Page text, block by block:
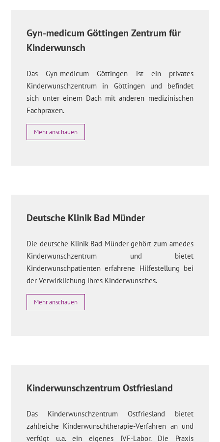
Gyn-medicum Göttingen Zentrum für
Kinderwunsch
Das Gyn-medicum Göttingen ist ein privates
Kinderwunschzentrum in Göttingen und befindet
sich unter einem Dach mit anderen medizinischen
Fachpraxen.
Mehr anschauen
Deutsche Klinik Bad Münder
Die deutsche Klinik Bad Münder gehört zum amedes
Kinderwunschzentrum und bietet
Kinderwunschpatienten erfahrene Hilfestellung bei
der Verwirklichung ihres Kinderwunsches.
Mehr anschauen
Kinderwunschzentrum Ostfriesland
Das Kinderwunschzentrum Ostfriesland bietet
zahlreiche Kinderwunschtherapie-Verfahren an und
verfügt u.a. ein eigenes IVF-Labor. Die Praxis